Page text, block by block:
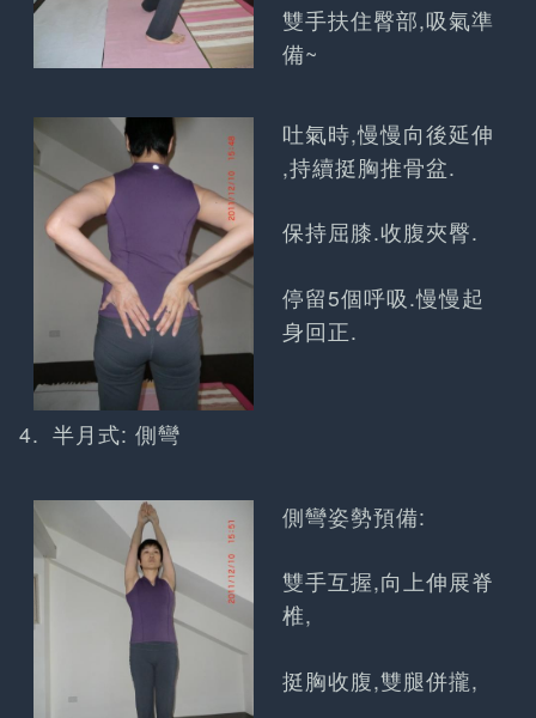
雙手扶住臀部,吸氣準
備~
吐氣時,慢慢向後延伸
,持續挺胸推骨盆.
保持屈膝.收腹夾臀.
停留5個呼吸.慢慢起
身回正.
半月式: 側彎
側彎姿勢預備:
雙手互握,向上伸展脊
椎,
挺胸收腹,雙腿併攏,